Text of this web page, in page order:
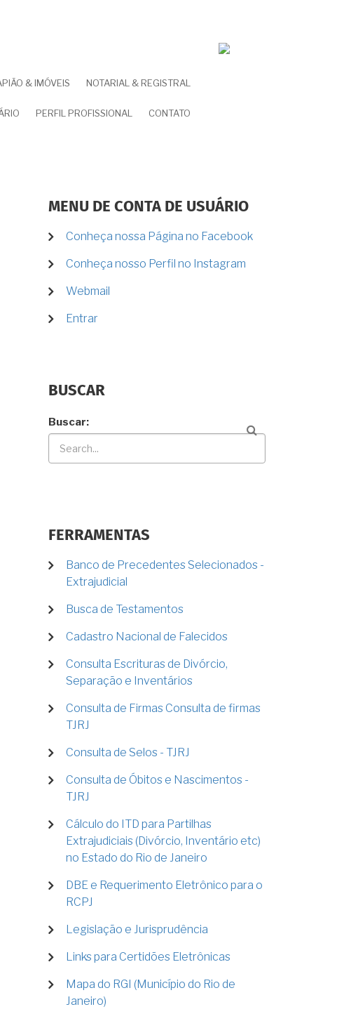
& IMÓVEIS NOTARIAL & REGISTRAL
PERFIL PROFISSIONAL CONTATO
MENU DE CONTA DE USUÁRIO
Conheça nossa Página no Facebook
Conheça nosso Perfil no Instagram
Webmail
Entrar
BUSCAR
Buscar
FERRAMENTAS
Banco de Precedentes Selecionados -
Extrajudicial
Busca de Testamentos
Cadastro Nacional de Falecidos
Consulta Escrituras de Divórcio,
Separação e Inventários
Consulta de Firmas Consulta de firmas
TJRJ
Consulta de Selos - TJRJ
Consulta de Óbitos e Nascimentos -
TJRJ
Cálculo do ITD para Partilhas
Extrajudiciais (Divórcio, Inventário etc)
no Estado do Rio de Janeiro
DBE e Requerimento Eletrônico para o
RCPJ
Legislação e Jurisprudência
Links para Certidões Eletrônicas
Mapa do RGI (Município do Rio de
Janeiro)